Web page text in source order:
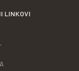
LINKOVI